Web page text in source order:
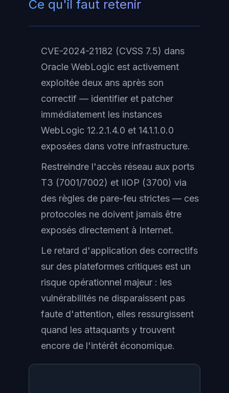
Ce qu'il faut retenir
CVE-2024-21182 (CVSS 7.5) dans
Oracle WebLogic est activement
exploitée deux ans après son
correctif — identifier et patcher
immédiatement les instances
WebLogic 12.2.1.4.0 et 14.1.1.0.0
exposées dans votre infrastructure.
Restreindre l'accès réseau aux ports
T3 (7001/7002) et IIOP (3700) via
des règles de pare-feu strictes — ces
protocoles ne doivent jamais être
exposés directement à Internet.
Le retard d'application des correctifs
sur des plateformes critiques est un
risque opérationnel majeur : les
vulnérabilités ne disparaissent pas
faute d'attention, elles ressurgissent
quand les attaquants y trouvent
encore de l'intérêt économique.